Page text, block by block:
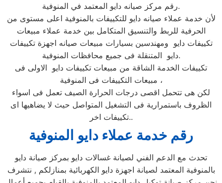
رقم مركز صيانه دايو المعتمد في المنوفية.
لأن خدمة عملاء صيانه دايو للتكييفات بالمنوفية اعلى مستوى من
الحرفية للربط والتنسيق المتكامل بين خدمة عملاء مبيعات
تكييفات دايو ومهندسين بسيارات مبيعات صيانه اجهزة تكييفات
دايو المتنقلة فى جميع محافظات المنوفية.
تكييفات الخدمة الشاقة من مبيعات تكييفات دايو الاولى فى
مبيعات التكييفات فى المنوفية ،
لكن هى تتحمل اقصى درجات الحرارة الصيف تعمل فى اسواء
الظروف باستمرارية فى التشغيل المتواصل حيث لا يضاهيها اى
تكييفات اخر..
رقم خدمة عملاء دايو المنوفية
تحدث مع الدعم الفني لصيانة غسالات دايو بمركز صيانة دايو
بالمنوفية المعتمد لصيانة اجهزة دايو الكهربائية بمنازلكم , نتشرف